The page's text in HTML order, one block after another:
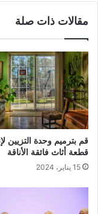
مقالات ذات صلة
قم بترميم وحدة التزيين
قطعة أثاث فائقة الأناقة
15 يناير، 2024